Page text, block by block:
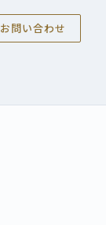
お問い合わせ